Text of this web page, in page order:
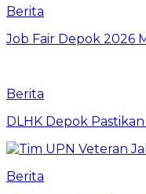
Berita
Job Fair Depok 2026
Berita
DLHK Depok
Berita